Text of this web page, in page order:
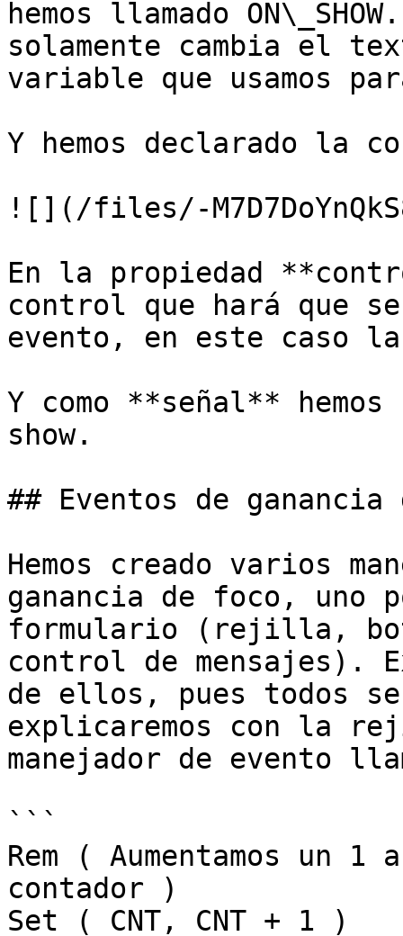
hemos llamado
solamente cambia el
variable que usamos
Y hemos declarado la
![](/files/-
En la propiedad
control que hará que
evento, en este caso
Y como **señal**
show.
## Eventos de ganancia
Hemos creado varios
ganancia de foco, uno
formulario (rejilla,
control de mensajes).
de ellos, pues todos
explicaremos con la
manejador de evento
```
Rem ( Aumentamos un
contador )
Set ( CNT, CNT + 1 )